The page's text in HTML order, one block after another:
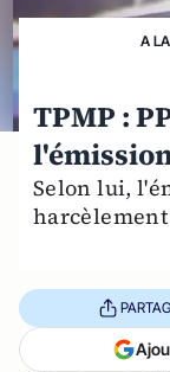
A
TPMP :
Selon lui,